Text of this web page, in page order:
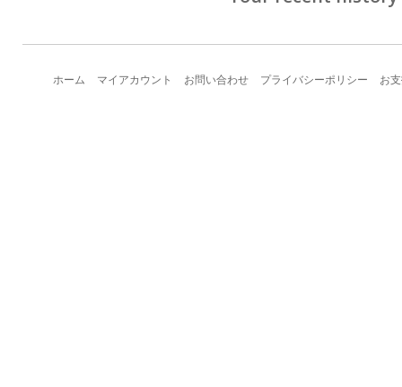
ホーム マイアカウント お問い合わせ プライバシーポリシー お